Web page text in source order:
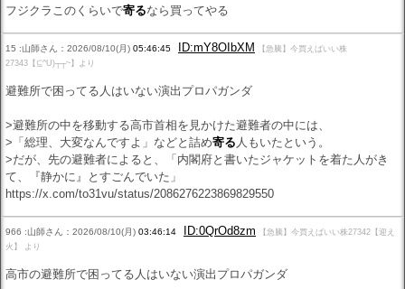
フジクラこのくらいで寄るなら買ってやる
15 :山師さん：2026/08/10(月) 05:46:45 ID:mY8OIbXM
【急騰】今買えばいい株
27343【⊆^U)┬┬~】より
避難所で困ってる人はいない演出プロパガンダ
>避難所の中を移動する高市首相を見かけた避難者の中には、
>「総理、大変なんですよ」などと詰め寄る 人もいたという。
>だが、先の避難者によると、「内閣府と書いたジャケットを着た人がき
て、『静かに』とすごんでいた」
https://x.com/to31vu/status/2086276223869829550
966 :山師さん：2026/08/10(月) 03:46:14 ID:0QrOd8zm
【急騰】今買えばいい株27342【迎え
火】 より
高市の避難所で困ってる人はいない演出プロパガンダ